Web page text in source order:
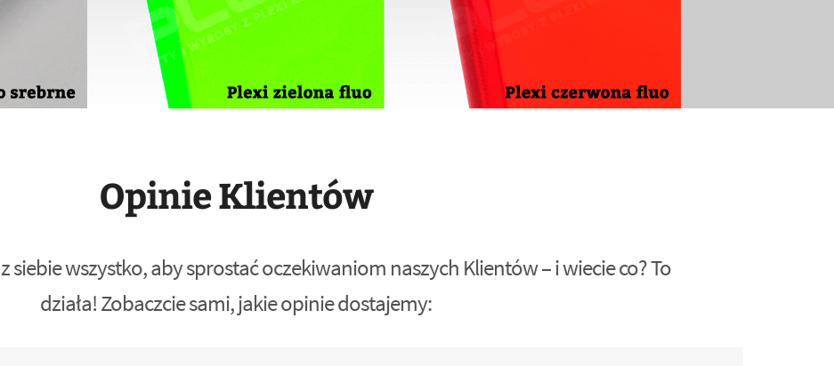
Opinie Klientów
siebie wszystko, aby sprostać oczekiwaniom naszych Klientów – i wiecie co? To
działa! Zobaczcie sami, jakie opinie dostajemy: